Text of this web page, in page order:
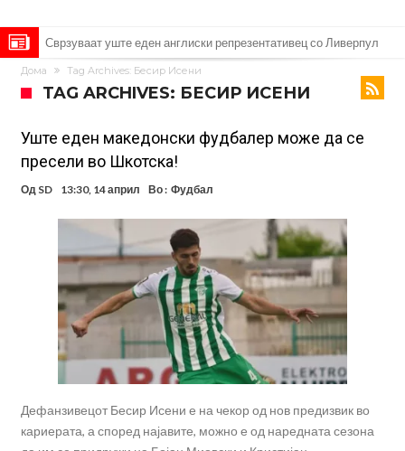
Сврзуваат уште еден англиски репрезентативец со Ливерпул
Замена за Влаховиќ: Напаѓачот на Манчестер доаѓа во Јувентус!
УЕФА повторно се заканува со бојкот на турнирите на ФИФА
поради Инфантино
Мурињо бесен поради одлуката на Реал: Протекоа детали од
разговорот што го потресе Мадрид!
Трансфер бомба во најва – Ливерпул сака да се засили од Реал
Мадрид!
Карагер ги изненади сите со својата прогноза: “Тие ќе ја освојат
Премиер лигата, а причината е едноставна”
Родри ги отвори вратите за трансфер во Барселона, Реал Мадрид
е информиран
Крај на сагата: Винисиус останува во Реал Мадрид до 2032
година
Директор на ФИА за драмата во Формула 1: Не можеме да одиме
толку далеку!
Колку бара ПСЖ и кој е „плафонот“ на Ливерпул за трансферот
ан Бредли Баркола?
Дома Tag Archives: Бесир Исени
TAG ARCHIVES: БЕСИР ИСЕНИ
Уште еден македонски фудбалер може да се
пресели во Шкотска!
Од SD 13:30, 14 април Во : Фудбал
Дефанзивецот Бесир Исени е на чекор од нов предизвик во
кариерата, а според најавите, можно е од наредната сезона